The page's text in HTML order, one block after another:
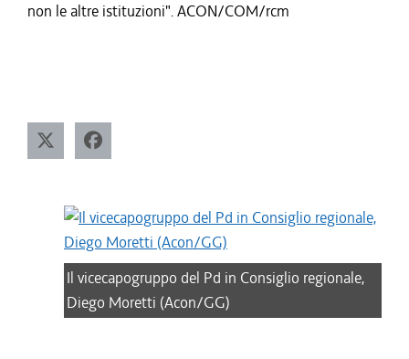
non le altre istituzioni". ACON/COM/rcm
Il vicecapogruppo del Pd in Consiglio regionale,
Diego Moretti (Acon/GG)